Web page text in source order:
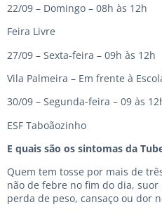
22/09 – Domingo – 08h às 12h
Feira Livre
27/09 – Sexta-feira – 09h às 12h
Vila Palmeira – Em frente à
30/09 – Segunda-feira – 09 às
ESF Taboãozinho
E quais são os sintomas da
Quem tem tosse por mais de
não de febre no fim do dia,
perda de peso, cansaço ou dor